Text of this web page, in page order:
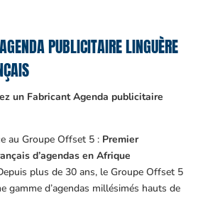
PUBLICITAIRE LINGUÈRE
un Fabricant Agenda publicitaire
au Groupe Offset 5 : Premier
d’agendas en Afrique
plus de 30 ans, le Groupe Offset 5
gamme d’agendas millésimés hauts de